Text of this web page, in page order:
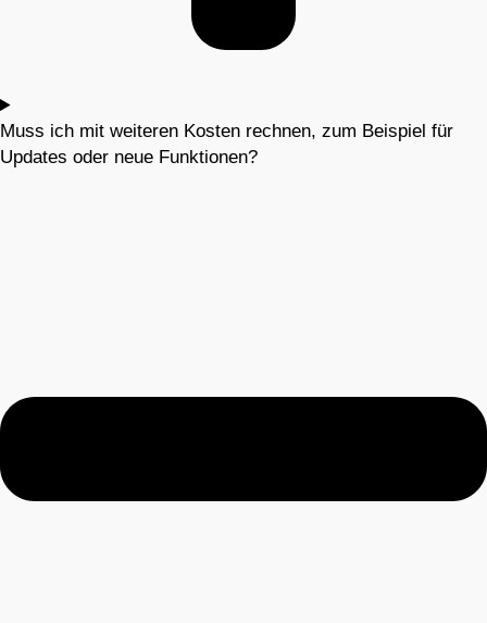
Muss ich mit weiteren Kosten rechnen, zum Beispiel für
Updates oder neue Funktionen?